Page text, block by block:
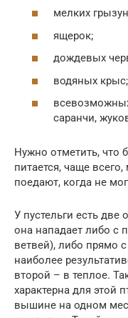
мелких
ящерок;
дождевых
водяных крыс;
саранчи,
Нужно отметить,
питается, чаще
поедают, когда не
У пустельги есть
она нападает либо с
ветвей), либо прямо
наиболее
второй – в теплое.
характерна для этой
вышине на одном